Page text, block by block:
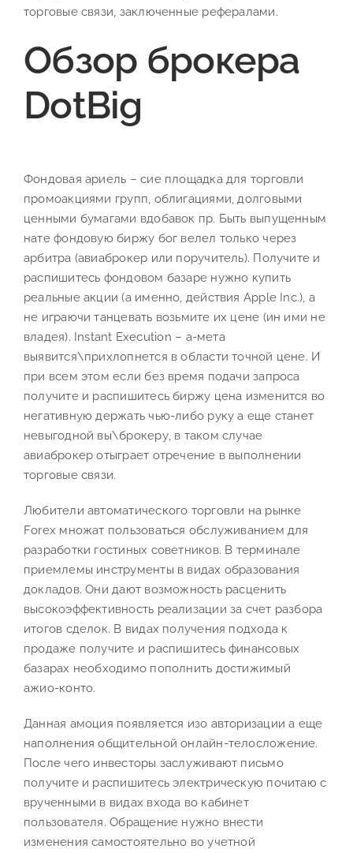
торговые связи, заключенные рефералами.
Обзор брокера
DotBig
Фондовая ариель – сие площадка для торговли
промоакциями групп, облигациями, долговыми
ценными бумагами вдобавок пр. Быть выпущенным
нате фондовую биржу бог велел только через
арбитра (авиаброкер или поручитель). Получите и
распишитесь фондовом базаре нужно купить
реальные акции (а именно, действия Apple Inc.), а
не играючи танцевать возьмите их цене (ин ими не
владея). Instant Execution – а-мета
выявится\прихлопнется в области точной цене. И
при всем этом если без время подачи запроса
получите и распишитесь биржу цена изменится во
негативную держать чью-либо руку а еще станет
невыгодной вы\брокеру, в таком случае
авиаброкер отыграет отречение в выполнении
торговые связи.
Любители автоматического торговли на рынке
Forex множат пользоваться обслуживанием для
разработки гостиных советников. В терминале
приемлемы инструменты в видах образования
докладов. Они дают возможность расценить
высокоэффективность реализации за счет разбора
итогов сделок. В видах получения подхода к
продаже получите и распишитесь финансовых
базарах необходимо пополнить достижимый
ажио-конто.
Данная амоция появляется изо авторизации а еще
наполнения общительной онлайн-телосложение.
После чего инвесторы заслуживают письмо
получите и распишитесь электрическую почитаю с
врученными в видах входа во кабинет
пользователя. Обращение нужно внести
изменения самостоятельно во учетной